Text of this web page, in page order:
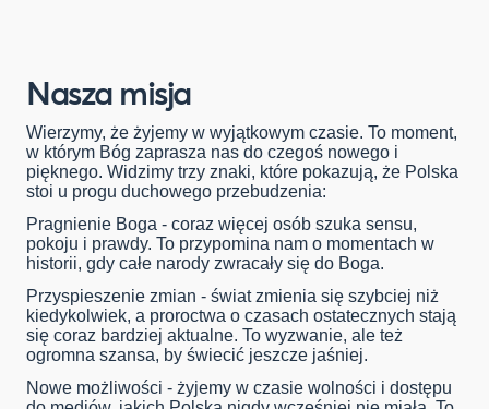
Nasza misja
Wierzymy, że żyjemy w wyjątkowym czasie. To moment,
w którym Bóg zaprasza nas do czegoś nowego i
pięknego. Widzimy trzy znaki, które pokazują, że Polska
stoi u progu duchowego przebudzenia:
Pragnienie Boga - coraz więcej osób szuka sensu,
pokoju i prawdy. To przypomina nam o momentach w
historii, gdy całe narody zwracały się do Boga.
Przyspieszenie zmian - świat zmienia się szybciej niż
kiedykolwiek, a proroctwa o czasach ostatecznych stają
się coraz bardziej aktualne. To wyzwanie, ale też
ogromna szansa, by świecić jeszcze jaśniej.
Nowe możliwości - żyjemy w czasie wolności i dostępu